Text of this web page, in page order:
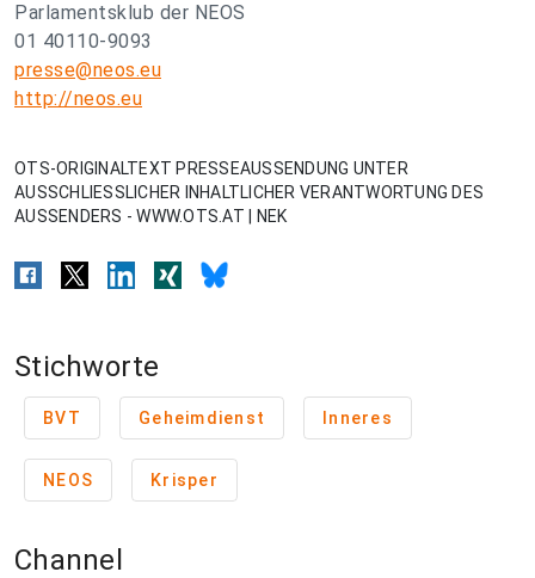
Parlamentsklub der NEOS
01 40110-9093
presse@neos.eu
http://neos.eu
OTS-ORIGINALTEXT PRESSEAUSSENDUNG UNTER
AUSSCHLIESSLICHER INHALTLICHER VERANTWORTUNG DES
AUSSENDERS - WWW.OTS.AT | NEK
Stichworte
BVT Geheimdienst Inneres
NEOS Krisper
Channel